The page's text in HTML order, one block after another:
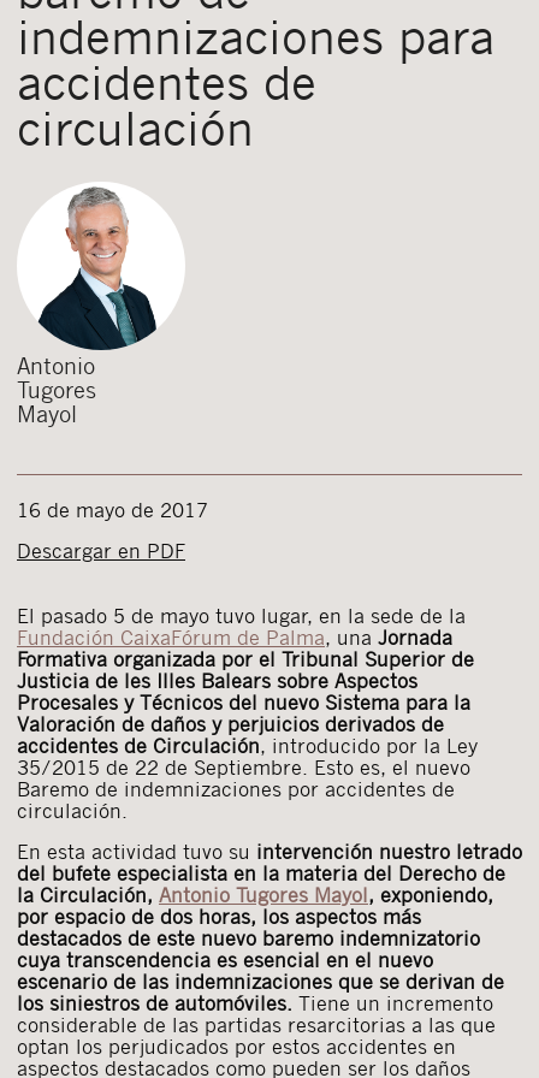
indemnizaciones para
accidentes de
circulación
Antonio
Tugores
Mayol
16 de mayo de 2017
Descargar en PDF
El pasado 5 de mayo tuvo lugar, en la sede de la
Fundación CaixaFórum de Palma, una Jornada
Formativa organizada por el Tribunal Superior de
Justicia de les Illes Balears sobre Aspectos
Procesales y Técnicos del nuevo Sistema para la
Valoración de daños y perjuicios derivados de
accidentes de Circulación, introducido por la Ley
35/2015 de 22 de Septiembre. Esto es, el nuevo
Baremo de indemnizaciones por accidentes de
circulación.
En esta actividad tuvo su intervención nuestro letrado
del bufete especialista en la materia del Derecho de
la Circulación, Antonio Tugores Mayol, exponiendo,
por espacio de dos horas, los aspectos más
destacados de este nuevo baremo indemnizatorio
cuya transcendencia es esencial en el nuevo
escenario de las indemnizaciones que se derivan de
los siniestros de automóviles. Tiene un incremento
considerable de las partidas resarcitorias a las que
optan los perjudicados por estos accidentes en
aspectos destacados como pueden ser los daños